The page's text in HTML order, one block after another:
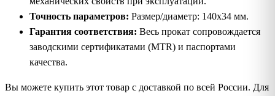
Точность параметров: Размер/диаметр: 140х34 мм.
Гарантия соответствия: Весь прокат сопровождается
заводскими сертификатами (MTR) и паспортами
качества.
Вы можете купить этот товар с доставкой по всей России. Для